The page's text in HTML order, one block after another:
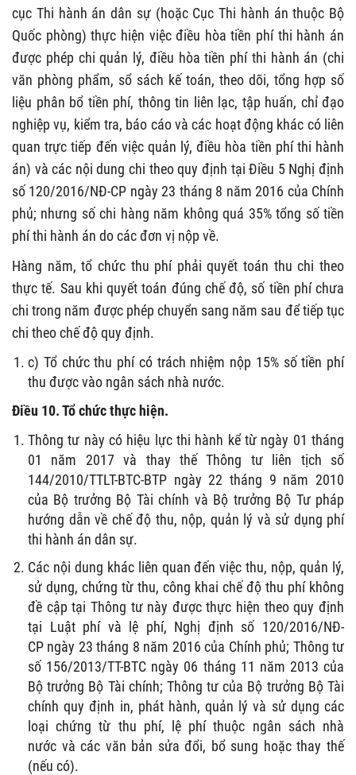
cục Thi hành án dân sự (hoặc Cục Thi hành án thuộc Bộ
Quốc phòng) thực hiện việc điều hòa tiền phí thi hành án
được phép chi quản lý, điều hòa tiền phí thi hành án (chi
văn phòng phẩm, sổ sách kế toán, theo dõi, tổng hợp số
liệu phân bổ tiền phí, thông tin liên lạc, tập huấn, chỉ đạo
nghiệp vụ, kiểm tra, báo cáo và các hoạt động khác có liên
quan trực tiếp đến việc quản lý, điều hòa tiền phí thi hành
án) và các nội dung chi theo quy định tại Điều 5 Nghị định
số 120/2016/NĐ-CP ngày 23 tháng 8 năm 2016 của Chính
phủ; nhưng số chi hàng năm không quá 35% tổng số tiền
phí thi hành án do các đơn vị nộp về.
Hàng năm, tổ chức thu phí phải quyết toán thu chi theo
thực tế. Sau khi quyết toán đúng chế độ, số tiền phí chưa
chi trong năm được phép chuyển sang năm sau để tiếp tục
chi theo chế độ quy định.
c) Tổ chức thu phí có trách nhiệm nộp 15% số tiền phí
thu được vào ngân sách nhà nước.
Điều 10. Tổ chức thực hiện.
Thông tư này có hiệu lực thi hành kể từ ngày 01 tháng
01 năm 2017 và thay thế Thông tư liên tịch số
144/2010/TTLT-BTC-BTP ngày 22 tháng 9 năm 2010
của Bộ trưởng Bộ Tài chính và Bộ trưởng Bộ Tư pháp
hướng dẫn về chế độ thu, nộp, quản lý và sử dụng phí
thi hành án dân sự.
Các nội dung khác liên quan đến việc thu, nộp, quản lý,
sử dụng, chứng từ thu, công khai chế độ thu phí không
đề cập tại Thông tư này được thực hiện theo quy định
tại Luật phí và lệ phí, Nghị định số 120/2016/NĐ-
CP ngày 23 tháng 8 năm 2016 của Chính phủ; Thông tư
số 156/2013/TT-BTC ngày 06 tháng 11 năm 2013 của
Bộ trưởng Bộ Tài chính; Thông tư của Bộ trưởng Bộ Tài
chính quy định in, phát hành, quản lý và sử dụng các
loại chứng từ thu phí, lệ phí thuộc ngân sách nhà
nước và các văn bản sửa đổi, bổ sung hoặc thay thế
(nếu có).